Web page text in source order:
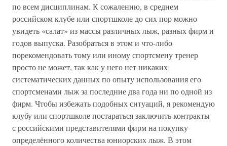
по всем дисциплинам. К сожалению, в среднем
российском клубе или спортшколе до сих пор можно
увидеть «салат» из массы различных лыж, разных фирм и
годов выпуска. Разобраться в этом и что-либо
порекомендовать тому или иному спортсмену тренер
просто не может, так как у него нет никаких
систематических данных по опыту использования его
спортсменами лыж за последние два года ни по одной из
фирм. Чтобы избежать подобных ситуаций, я рекомендую
клубу или спортшколе постараться заключить контракты
с российскими представителями фирм на покупку
определённого количества юниорских лыж. В этом